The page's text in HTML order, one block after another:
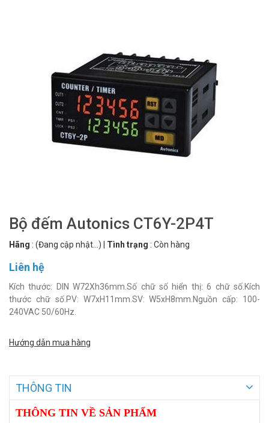
Bộ đếm Autonics CT6Y-2P4T
Hãng : (Đang cập nhật...) Tình trạng : Còn hàng
Liên hệ
Kích thước: DIN W72Xh36mm.Số chữ số hiển thị: 6 chữ số.Kích
thước chữ số.PV: W7xH11mm.SV: W5xH8mm.Nguồn cấp: 100-
240VAC 50/60Hz.
Hướng dẫn mua hàng
THÔNG TIN
THÔNG TIN VỀ SẢN PHẨM